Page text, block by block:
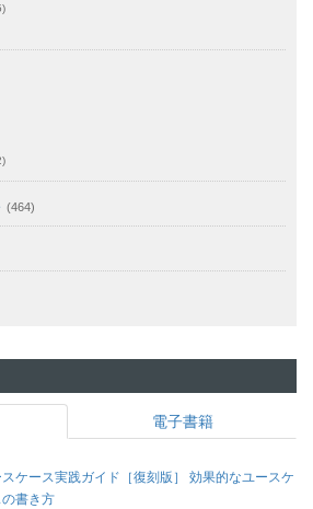
(464)
電子書籍
ケース実践ガイド［復刻版］ 効果的なユースケ
の書き方